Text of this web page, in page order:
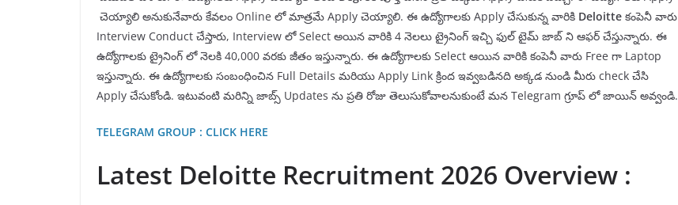
చెయ్యాలి అనుకునేవారు కేవలం Online లో మాత్రమే Apply చెయ్యాలి. ఈ ఉద్యోగాలకు Apply చేసుకున్న వారికి Deloitte కంపెనీ వారు
Interview Conduct చేస్తారు, Interview లో Select అయిన వారికి 4 నెలలు ట్రైనింగ్ ఇచ్చి ఫుల్ టైమ్ జాబ్ ని ఆఫర్ చేస్తున్నారు. ఈ
ఉద్యోగాలకు ట్రైనింగ్ లో నెలకి 40,000 వరకు జీతం ఇస్తున్నారు. ఈ ఉద్యోగాలకు Select ఆయిన వారికి కంపెనీ వారు Free గా Laptop
ఇస్తున్నారు. ఈ ఉద్యోగాలకు సంబంధించిన Full Details మరియు Apply Link క్రింద ఇవ్వబడినది అక్కడ నుండి మీరు check చేసి
Apply చేసుకోండి. ఇటువంటి మరిన్ని జాబ్స్ Updates ను ప్రతి రోజు తెలుసుకోవాలనుకుంటే మన Telegram గ్రూప్ లో జాయిన్ అవ్వండి.
TELEGRAM GROUP : CLICK HERE
Latest Deloitte Recruitment 2026 Overview :